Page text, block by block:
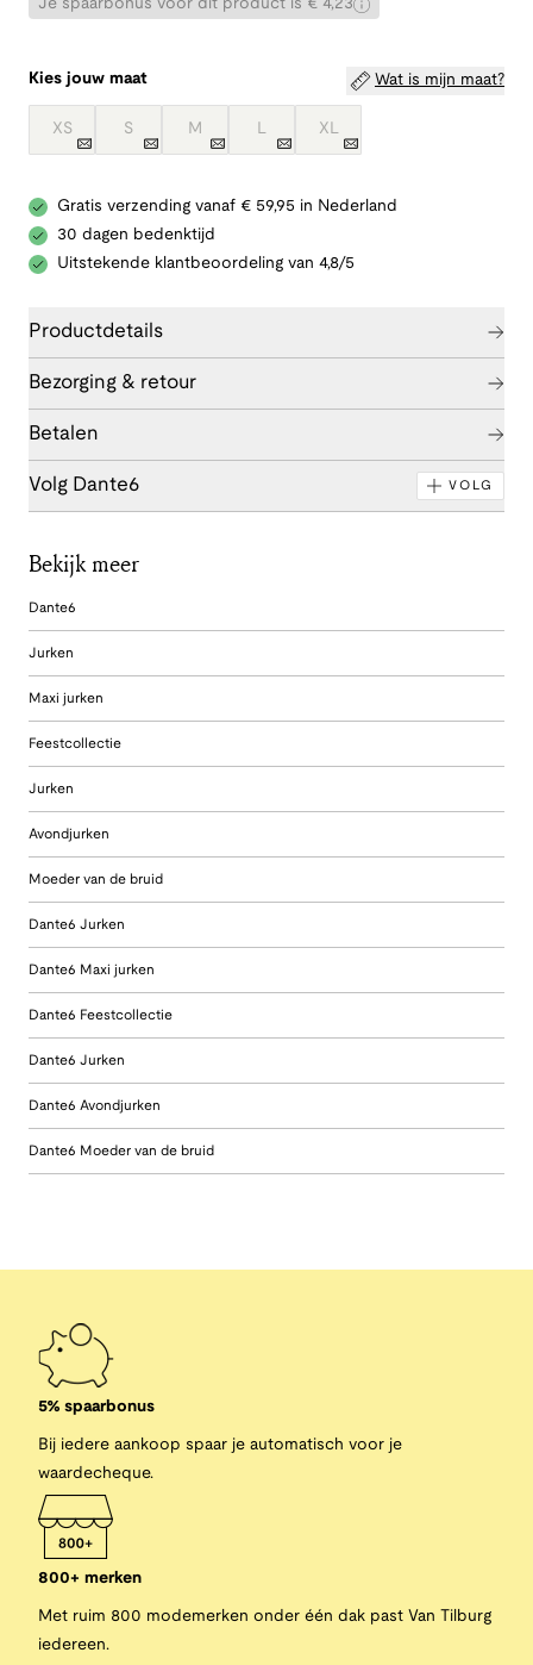
Je spaarbonus voor dit product is € 4,23
Kies jouw maat Wat is mijn maat?
XS S M L XL
Gratis verzending vanaf € 59,95 in Nederland
30 dagen bedenktijd
Uitstekende klantbeoordeling van 4,8/5
Productdetails
Bezorging & retour
Betalen
Volg Dante6 VOLG
Bekijk meer
Dante6
Jurken
Maxi jurken
Feestcollectie
Jurken
Avondjurken
Moeder van de bruid
Dante6 Jurken
Dante6 Maxi jurken
Dante6 Feestcollectie
Dante6 Jurken
Dante6 Avondjurken
Dante6 Moeder van de bruid
5% spaarbonus
Bij iedere aankoop spaar je automatisch voor je
waardecheque.
800+ merken
Met ruim 800 modemerken onder één dak past Van Tilburg
iedereen.